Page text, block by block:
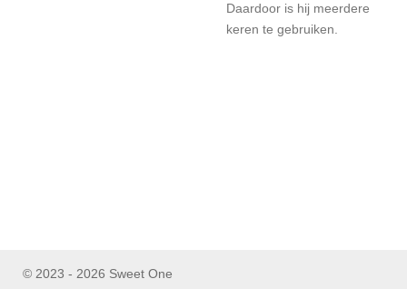
Daardoor is hij meerdere
keren te gebruiken.
© 2023 - 2026 Sweet One